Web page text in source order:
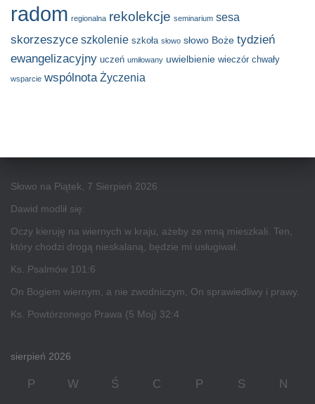
radom regionalna rekolekcje seminarium sesa
skorzeszyce szkolenie szkoła słowo słowo Boże tydzień
ewangelizacyjny uczeń umiłowany uwielbienie wieczór chwały
wsparcie wspólnota Życzenia
Słowo na Piątek, 7 Sierpień 2026
Dawid modlił się:
Oczy kieruję na wiernych w kraju, ażeby ze mną mieszkali. Ten,
który chodzi drogą nieskalaną, będzie mi usługiwał.
Ks. Psalmów 101:6
On Bogiem wiernym, a nie zwodniczym, On sprawiedliwy i prawy.
Ks. Powtórzonego Prawa (5 Moj) 32:4
sierpień 2026
P W Ś C P S N